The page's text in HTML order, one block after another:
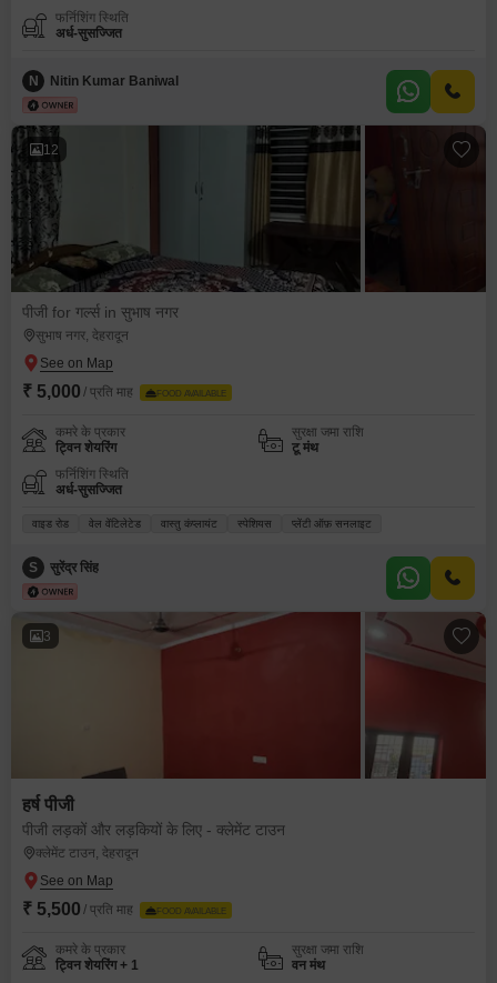
फर्निशिंग स्थिति
अर्ध-सुसज्जित
N Nitin Kumar Baniwal
12
पीजी for गर्ल्स in सुभाष नगर
सुभाष नगर, देहरादून
₹ 5,000 / प्रति माह FOOD AVAILABLE
कमरे के प्रकार
ट्विन शेयरिंग
सुरक्षा जमा राशि
टू मंथ
फर्निशिंग स्थिति
अर्ध-सुसज्जित
वाइड रोड वेल वेंटिलेटेड वास्तु कंप्लायंट स्पेशियस प्लेंटी ऑफ़ सनलाइट
S सुरेंद्र सिंह
3
हर्ष पीजी
पीजी लड़कों और लड़कियों के लिए - क्लेमेंट टाउन
क्लेमेंट टाउन, देहरादून
₹ 5,500 / प्रति माह FOOD AVAILABLE
कमरे के प्रकार
ट्विन शेयरिंग + 1
सुरक्षा जमा राशि
वन मंथ